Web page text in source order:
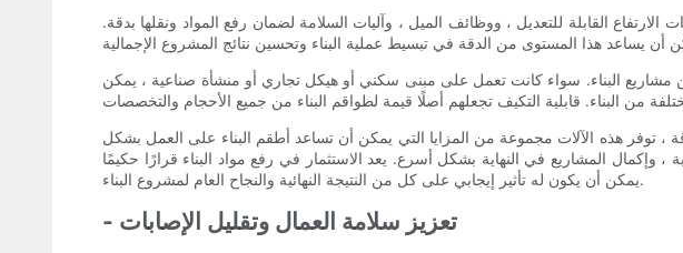
القابلة للتعديل ، ووظائف الميل ، وآليات السلامة لضمان رفع المواد ونقلها بدقة.
البناء. سواء كانت تعمل على مبنى سكني أو هيكل تجاري أو منشأة صناعية ، يمكن
، توفر هذه الآلات مجموعة من المزايا التي يمكن أن تساعد أطقم البناء على العمل بشكل
وإكمال المشاريع في النهاية بشكل أسرع. يعد الاستثمار في رفع مواد البناء قرارًا حكيمًا
يمكن أن يكون له تأثير إيجابي على كل من النتيجة النهائية والنجاح العام لمشروع البناء.
- تعزيز سلامة العمال وتقليل الإصابات